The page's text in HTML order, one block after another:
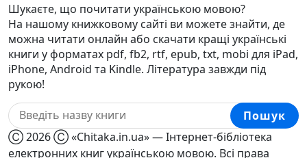
Шукаєте, що почитати українською мовою?
На нашому книжковому сайті ви можете знайти, де
можна читати онлайн або скачати кращі українські
книги у форматах pdf, fb2, rtf, epub, txt, mobi для iPad,
iPhone, Android та Kindle. Література завжди під
рукою!
Пошук
Ⓒ 2026 Ⓒ «Chitaka.in.ua» — Інтернет-бібліотека
електронних книг українською мовою. Всі права